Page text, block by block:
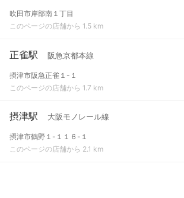
吹田市岸部南１丁目
このページの店舗から 1.5 km
正雀駅 阪急京都本線
摂津市阪急正雀１-１
このページの店舗から 1.7 km
摂津駅 大阪モノレール線
摂津市鶴野１-１１６-１
このページの店舗から 2.1 km